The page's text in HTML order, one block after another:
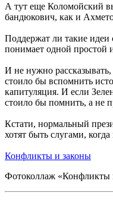
А тут еще Коломойский
бандюкович, как и
Поддержат ли такие идеи
понимает одной простой
И не нужно
стоило бы вспомнить
капитуляция. И если
стоило бы помнить, а не
Кстати, нормальный
хотят быть слугами,
Конфликты и законы
Фотоколлаж «Конфликты